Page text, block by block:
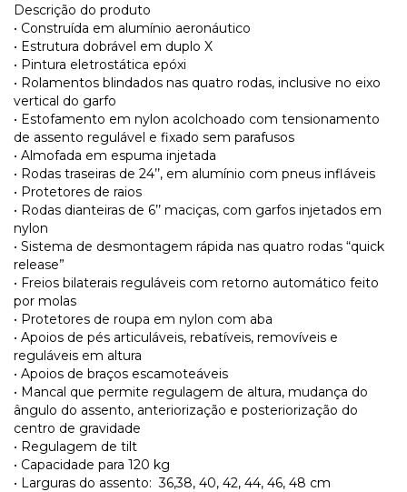
Descrição do produto
• Construída em alumínio aeronáutico
• Estrutura dobrável em duplo X
• Pintura eletrostática epóxi
• Rolamentos blindados nas quatro rodas, inclusive no eixo
vertical do garfo
• Estofamento em nylon acolchoado com tensionamento
de assento regulável e fixado sem parafusos
• Almofada em espuma injetada
• Rodas traseiras de 24’’, em alumínio com pneus infláveis
• Protetores de raios
• Rodas dianteiras de 6’’ maciças, com garfos injetados em
nylon
• Sistema de desmontagem rápida nas quatro rodas “quick
release”
• Freios bilaterais reguláveis com retorno automático feito
por molas
• Protetores de roupa em nylon com aba
• Apoios de pés articuláveis, rebatíveis, removíveis e
reguláveis em altura
• Apoios de braços escamoteáveis
• Mancal que permite regulagem de altura, mudança do
ângulo do assento, anteriorização e posteriorização do
centro de gravidade
• Regulagem de tilt
• Capacidade para 120 kg
• Larguras do assento: 36,38, 40, 42, 44, 46, 48 cm